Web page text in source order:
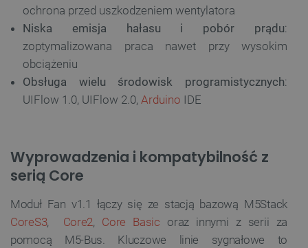
ochrona przed uszkodzeniem wentylatora
Niska emisja hałasu i pobór prądu:
zoptymalizowana praca nawet przy wysokim
obciążeniu
Obsługa wielu środowisk programistycznych:
UIFlow 1.0, UIFlow 2.0, Arduino IDE
Wyprowadzenia i kompatybilność z
serią Core
Moduł Fan v1.1 łączy się ze stacją bazową M5Stack
CoreS3, Core2, Core Basic oraz innymi z serii za
pomocą M5-Bus. Kluczowe linie sygnałowe to